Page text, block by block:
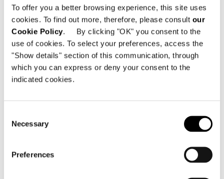
To offer you a better browsing experience, this site uses
cookies. To find out more, therefore, please consult our
Cookie Policy. By clicking "OK" you consent to the
use of cookies. To select your preferences, access the
"Show details" section of this communication, through
which you can express or deny your consent to the
indicated cookies.
Selection
Necessary
Preferences
Technical Features
ARMCHAIR 88 CM